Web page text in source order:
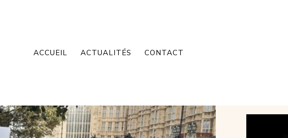
ACCUEIL ACTUALITÉS CONTACT